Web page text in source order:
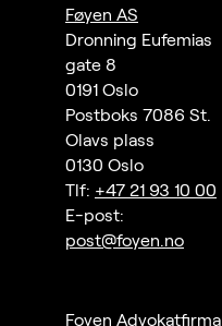
Føyen AS
Dronning Eufemias
gate 8
0191 Oslo
Postboks 7086 St.
Olavs plass
0130 Oslo
Tlf: +47 21 93 10 00
E-post:
post@foyen.no
Foyen Advokatfirma